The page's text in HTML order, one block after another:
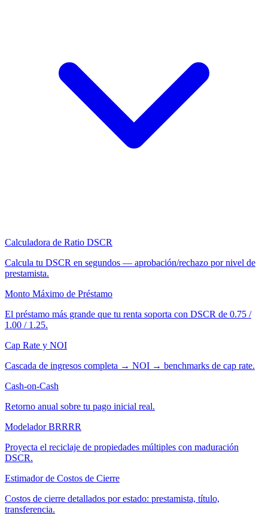
Calculadora de Ratio DSCR
Calcula tu DSCR en segundos — aprobación/rechazo por nivel de
prestamista.
Monto Máximo de Préstamo
El préstamo más grande que tu renta soporta con DSCR de 0.75 /
1.00 / 1.25.
Cap Rate y NOI
Cascada de ingresos completa → NOI → benchmarks de cap rate.
Cash-on-Cash
Retorno anual sobre tu pago inicial real.
Modelador BRRRR
Proyecta el reciclaje de propiedades múltiples con maduración
DSCR.
Estimador de Costos de Cierre
Costos de cierre detallados por estado: prestamista, título,
transferencia.